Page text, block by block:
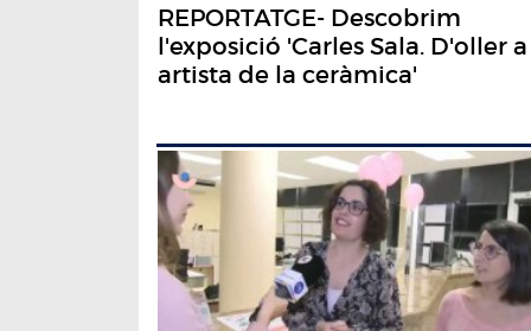
REPORTATGE- Descobrim
l'exposició 'Carles Sala. D'oller a
artista de la ceràmica'